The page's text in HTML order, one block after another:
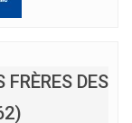
DES